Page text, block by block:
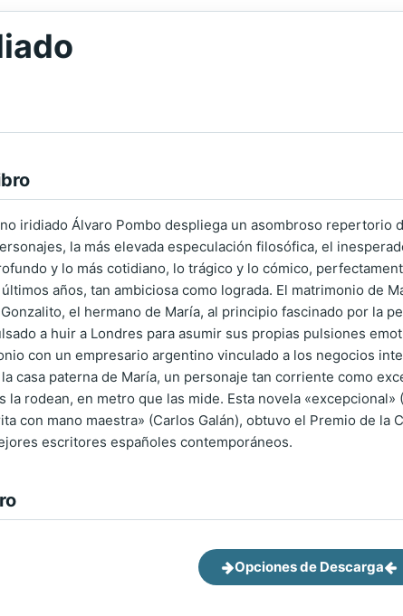
iridiado Álvaro Pombo despliega un asombroso repertorio
la más elevada especulación filosófica, el
y lo más cotidiano, lo trágico y lo cómico,
años, tan ambiciosa como lograda. El matrimonio de
el hermano de María, al principio fascinado por la
a huir a Londres para asumir sus propias pulsiones
con un empresario argentino vinculado a los negocios
casa paterna de María, un personaje tan corriente como
la rodean, en metro que las mide. Esta novela
con mano maestra» (Carlos Galán), obtuvo el Premio de
escritores españoles contemporáneos.
Opciones de Descarga